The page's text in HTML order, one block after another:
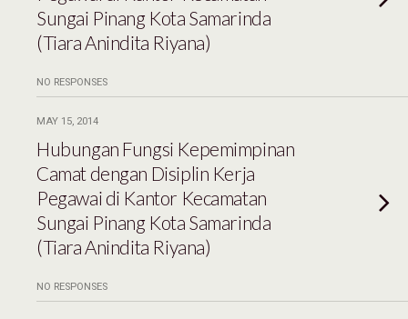
Sungai Pinang Kota Samarinda
(Tiara Anindita Riyana)
NO RESPONSES
MAY 15, 2014
Hubungan Fungsi Kepemimpinan
Camat dengan Disiplin Kerja
Pegawai di Kantor Kecamatan
Sungai Pinang Kota Samarinda
(Tiara Anindita Riyana)
NO RESPONSES